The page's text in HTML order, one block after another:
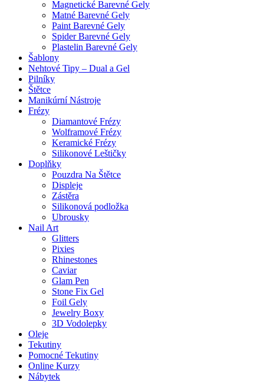
Magnetické Barevné Gely
Matné Barevné Gely
Paint Barevné Gely
Spider Barevné Gely
Plastelin Barevné Gely
Šablony
Nehtové Tipy – Dual a Gel
Pilníky
Štětce
Manikúrní Nástroje
Frézy
Diamantové Frézy
Wolframové Frézy
Keramické Frézy
Silikonové Leštičky
Doplňky
Pouzdra Na Štětce
Displeje
Zástěra
Silikonová podložka
Ubrousky
Nail Art
Glitters
Pixies
Rhinestones
Caviar
Glam Pen
Stone Fix Gel
Foil Gely
Jewelry Boxy
3D Vodolepky
Oleje
Tekutiny
Pomocné Tekutiny
Online Kurzy
Nábytek